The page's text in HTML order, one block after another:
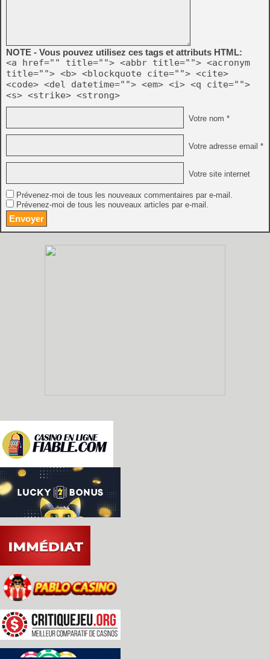
NOTE - Vous pouvez utilisez ces tags et attributs HTML:
<a href="" title=""> <abbr title=""> <acronym
title=""> <b> <blockquote cite=""> <cite>
<code> <del datetime=""> <em> <i> <q cite="">
<s> <strike> <strong>
Votre nom *
Votre adresse email *
Votre site internet
Prévenez-moi de tous les nouveaux commentaires par e-mail.
Prévenez-moi de tous les nouveaux articles par e-mail.